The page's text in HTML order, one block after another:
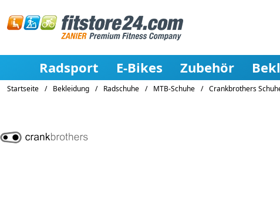
Radsport E-Bikes Zubehör
Startseite / Bekleidung / Radschuhe / MTB-Schuhe / Crankbrothers